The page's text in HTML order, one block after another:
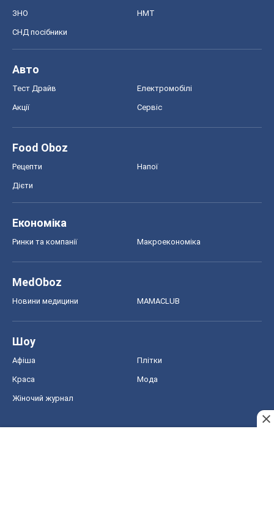
ЗНО НМТ
СНД посібники
Авто
Тест Драйв Електромобілі
Акції Сервіс
Food Oboz
Рецепти Напої
Дієти
Економіка
Ринки та компанії Макроекономіка
MedOboz
Новини медицини MAMACLUB
Шоу
Афіша Плітки
Краса Мода
Жіночий журнал